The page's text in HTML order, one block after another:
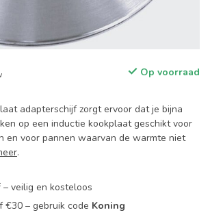
Op voorraad
adapterschijf zorgt ervoor dat je bijna
op een inductie kookplaat geschikt voor
en voor pannen waarvan de warmte niet
.
– veilig en kosteloos
€30 – gebruik code Koning